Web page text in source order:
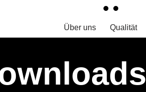
Über uns Qualität